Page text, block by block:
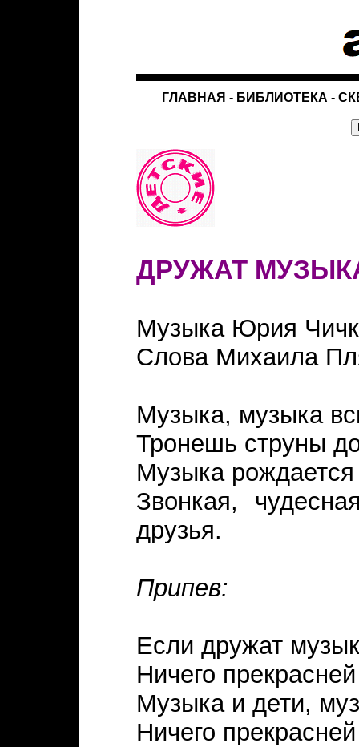
ГЛАВНАЯ - БИБЛИОТЕКА -
ДРУЖАТ
Музыка Юрия
Слова Михаила
Музыка, музыка
Тронешь струны
Музыка
Звонкая,
друзья.
Припев:
Если дружат
Ничего
Музыка и дети,
Ничего